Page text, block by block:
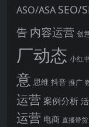
ASO/ASA SEO/
告 内容运营 创
厂动态 小红
意 思维 抖音 推广
运营 案例分析
运营 电商 直播带货